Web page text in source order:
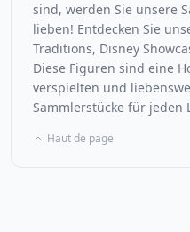
sind, werden Sie unsere
lieben! Entdecken Sie
Traditions, Disney
Diese Figuren sind eine
verspielten und
Sammlerstücke für jeden
Haut de page